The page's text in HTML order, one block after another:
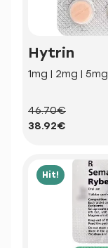
Hytrin
1mg | 2mg | 5mg
46.70€
38.92€
Hit!